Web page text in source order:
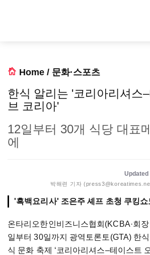
Home / 문화·스포츠
한식 알리는 '코리아리셔스
브 코리아'
12일부터 30개 식당 대표
에
Updated
박해련 기자
'흑백요리사' 조은주 셰프 초청 쿠킹쇼
온타리오한인비즈니스협회(KCBA·회
일부터 30일까지 광역토론토(GTA) 한
식 문화 축제 ‘코리아리셔스–테이스트